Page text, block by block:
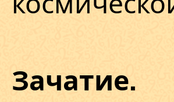
Зачатие.